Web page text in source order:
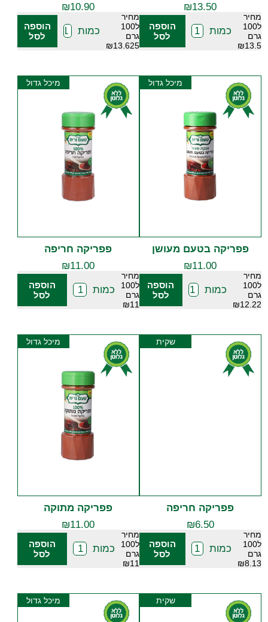
₪13.50
מחיר
ל100
גרם
₪13.5
כמות
הוספה
לסל
₪10.90
מחיר
ל100
גרם
₪13.625
כמות
הוספה
לסל
מיכל גדול
פפריקה בטעם מעושן
₪11.00
מחיר
ל100
גרם
₪12.22
כמות
הוספה
לסל
מיכל גדול
פפריקה חריפה
₪11.00
מחיר
ל100
גרם
₪11
כמות
הוספה
לסל
שקית
פפריקה חריפה
₪6.50
מחיר
ל100
גרם
₪8.13
כמות
הוספה
לסל
מיכל גדול
פפריקה מתוקה
₪11.00
מחיר
ל100
גרם
₪11
כמות
הוספה
לסל
שקית מיכל גדול